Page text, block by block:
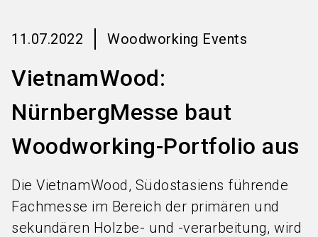
11.07.2022 Woodworking Events
VietnamWood:
NürnbergMesse baut
Woodworking-Portfolio aus
Die VietnamWood, Südostasiens führende
Fachmesse im Bereich der primären und
sekundären Holzbe- und -verarbeitung, wird